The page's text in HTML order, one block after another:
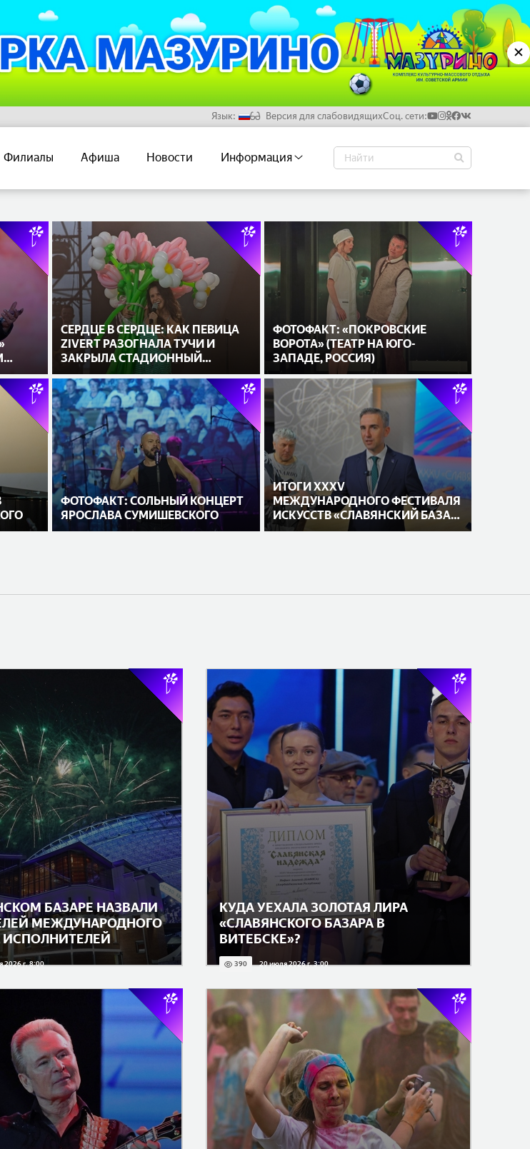
✕
Язык: Версия для слабовидящихСоц. сети:
Филиалы Афиша Новости Информация
СЕРДЦЕ В СЕРДЦЕ: КАК ПЕВИЦА
ZIVERT РАЗОГНАЛА ТУЧИ И
ЗАКРЫЛА СТАДИОННЫЙ
МАРАФОН В ВИТЕБСКЕ
ФОТОФАКТ: «ПОКРОВСКИЕ
ВОРОТА» (ТЕАТР НА ЮГО-
ЗАПАДЕ, РОССИЯ)
ФОТОФАКТ: СОЛЬНЫЙ КОНЦЕРТ
ЯРОСЛАВА СУМИШЕВСКОГО
ИТОГИ XXXV
МЕЖДУНАРОДНОГО ФЕСТИВАЛЯ
ИСКУССТВ «СЛАВЯНСКИЙ БАЗАР
В ВИТЕБСКЕ»
БАЗАРЕ НАЗВАЛИ
МЕЖДУНАРОДНОГО
ИСПОЛНИТЕЛЕЙ
2026 г. 8:00
КУДА УЕХАЛА ЗОЛОТАЯ ЛИРА
«СЛАВЯНСКОГО БАЗАРА В
ВИТЕБСКЕ»?
390 20 июля 2026 г. 3:00